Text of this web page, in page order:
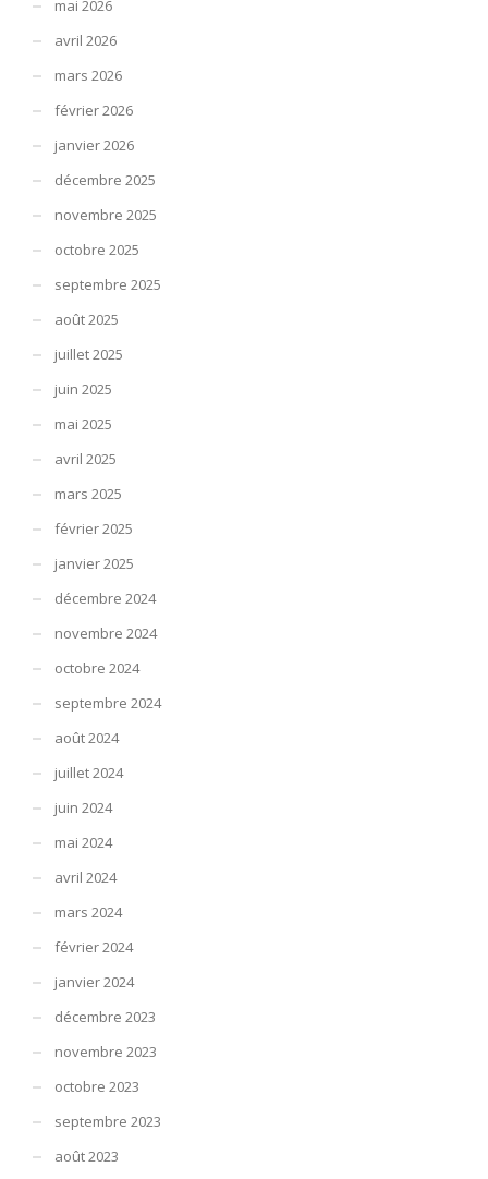
mai 2026
avril 2026
mars 2026
février 2026
janvier 2026
décembre 2025
novembre 2025
octobre 2025
septembre 2025
août 2025
juillet 2025
juin 2025
mai 2025
avril 2025
mars 2025
février 2025
janvier 2025
décembre 2024
novembre 2024
octobre 2024
septembre 2024
août 2024
juillet 2024
juin 2024
mai 2024
avril 2024
mars 2024
février 2024
janvier 2024
décembre 2023
novembre 2023
octobre 2023
septembre 2023
août 2023